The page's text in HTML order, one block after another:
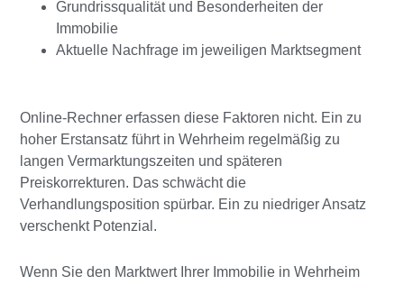
Grundrissqualität und Besonderheiten der
Immobilie
Aktuelle Nachfrage im jeweiligen Marktsegment
Online-Rechner erfassen diese Faktoren nicht. Ein zu
hoher Erstansatz führt in Wehrheim regelmäßig zu
langen Vermarktungszeiten und späteren
Preiskorrekturen. Das schwächt die
Verhandlungsposition spürbar. Ein zu niedriger Ansatz
verschenkt Potenzial.
Wenn Sie den Marktwert Ihrer Immobilie in Wehrheim